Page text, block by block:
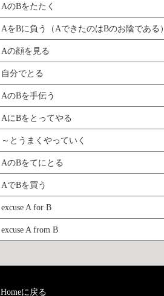
AのBをたたく
AをBに負う（AできたのはBのお陰である）
Aの顔を見る
自分でとる
AのBを手伝う
AにBをとってやる
～とうまくやっていく
AのBをてにとる
AでBを買う
excuse A for B
excuse A from B
Homeに戻る